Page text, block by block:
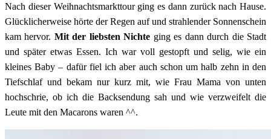
Nach dieser Weihnachtsmarkttour ging es dann zurück nach Hause.
Glücklicherweise hörte der Regen auf und strahlender Sonnenschein
kam hervor. Mit der liebsten Nichte ging es dann durch die Stadt
und später etwas Essen. Ich war voll gestopft und selig, wie ein
kleines Baby – dafür fiel ich aber auch schon um halb zehn in den
Tiefschlaf und bekam nur kurz mit, wie Frau Mama von unten
hochschrie, ob ich die Backsendung sah und wie verzweifelt die
Leute mit den Macarons waren ^^.